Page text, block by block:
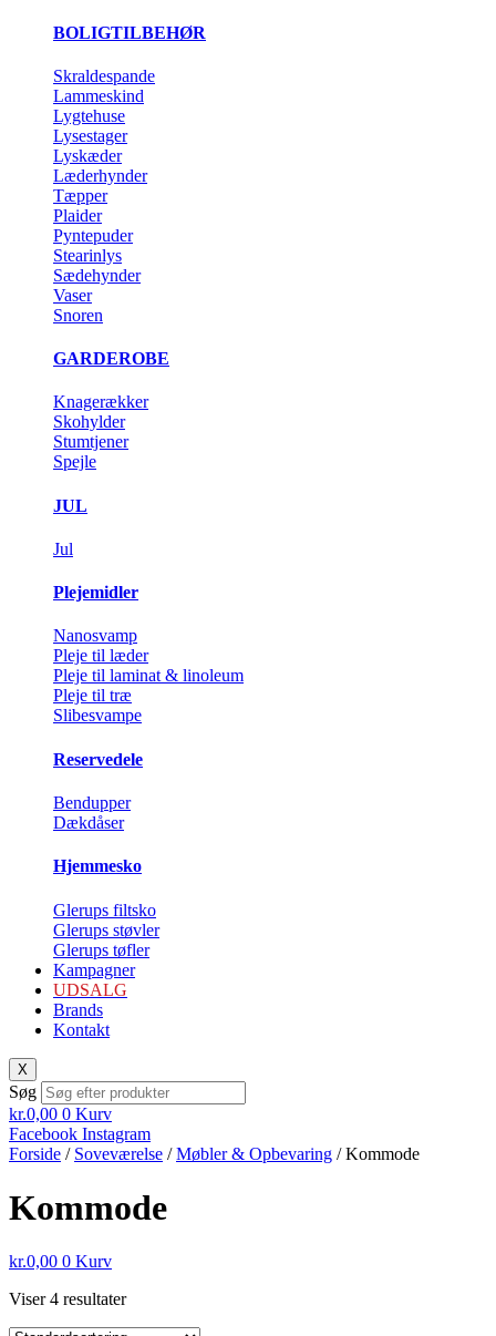
BOLIGTILBEHØR
Skraldespande
Lammeskind
Lygtehuse
Lysestager
Lyskæder
Læderhynder
Tæpper
Plaider
Pyntepuder
Stearinlys
Sædehynder
Vaser
Snoren
GARDEROBE
Knagerækker
Skohylder
Stumtjener
Spejle
JUL
Jul
Plejemidler
Nanosvamp
Pleje til læder
Pleje til laminat & linoleum
Pleje til træ
Slibesvampe
Reservedele
Bendupper
Dækdåser
Hjemmesko
Glerups filtsko
Glerups støvler
Glerups tøfler
Kampagner
UDSALG
Brands
Kontakt
X
Søg
kr.0,00 0 Kurv
Facebook Instagram
Forside / Soveværelse /Møbler & Opbevaring / Kommode
Kommode
kr.0,00 0 Kurv
Viser 4 resultater